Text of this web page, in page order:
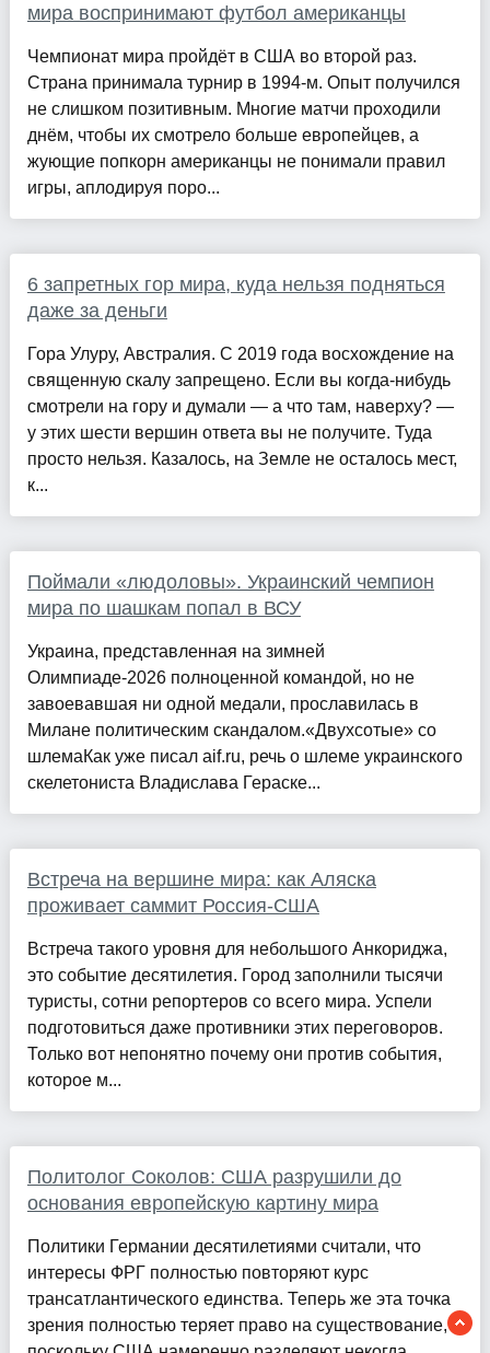
мира воспринимают футбол американцы
Чемпионат мира пройдёт в США во второй раз.
Страна принимала турнир в 1994-м. Опыт получился
не слишком позитивным. Многие матчи проходили
днём, чтобы их смотрело больше европейцев, а
жующие попкорн американцы не понимали правил
игры, аплодируя поро...
6 запретных гор мира, куда нельзя подняться
даже за деньги
Гора Улуру, Австралия. С 2019 года восхождение на
священную скалу запрещено. Если вы когда-нибудь
смотрели на гору и думали — а что там, наверху? —
у этих шести вершин ответа вы не получите. Туда
просто нельзя. Казалось, на Земле не осталось мест,
к...
Поймали «людоловы». Украинский чемпион
мира по шашкам попал в ВСУ
Украина, представленная на зимней
Олимпиаде-2026 полноценной командой, но не
завоевавшая ни одной медали, прославилась в
Милане политическим скандалом.«Двухсотые» со
шлемаКак уже писал aif.ru, речь о шлеме украинского
скелетониста Владислава Гераске...
Встреча на вершине мира: как Аляска
проживает саммит Россия-США
Встреча такого уровня для небольшого Анкориджа,
это событие десятилетия. Город заполнили тысячи
туристы, сотни репортеров со всего мира. Успели
подготовиться даже противники этих переговоров.
Только вот непонятно почему они против события,
которое м...
Политолог Соколов: США разрушили до
основания европейскую картину мира
Политики Германии десятилетиями считали, что
интересы ФРГ полностью повторяют курс
трансатлантического единства. Теперь же эта точка
зрения полностью теряет право на существование,